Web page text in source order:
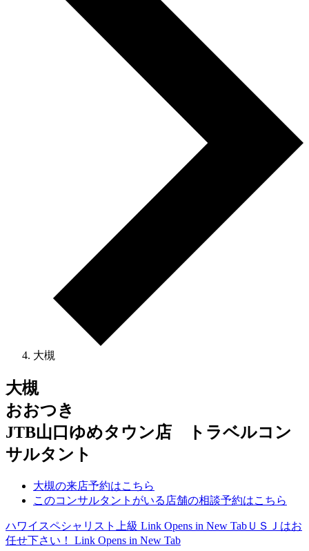
大槻
大槻
おおつき
JTB山口ゆめタウン店 トラベルコン
サルタント
大槻の来店予約はこちら
このコンサルタントがいる店舗の相談予約はこちら
ハワイスペシャリスト上級 Link Opens in New Tab ＵＳＪはお
任せ下さい！
Link Opens in New Tab